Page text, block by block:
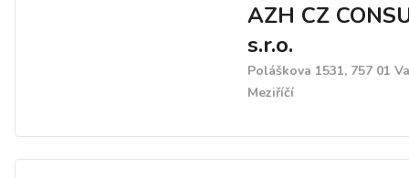
AZH CZ
s.r.o.
Poláškova 1531, 757 01
Meziříčí